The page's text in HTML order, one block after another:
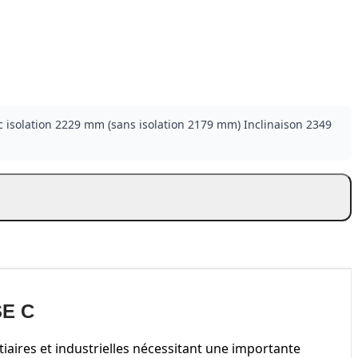
2229 mm (sans isolation 2179 mm) Inclinaison 2349
C
et industrielles nécessitant une importante